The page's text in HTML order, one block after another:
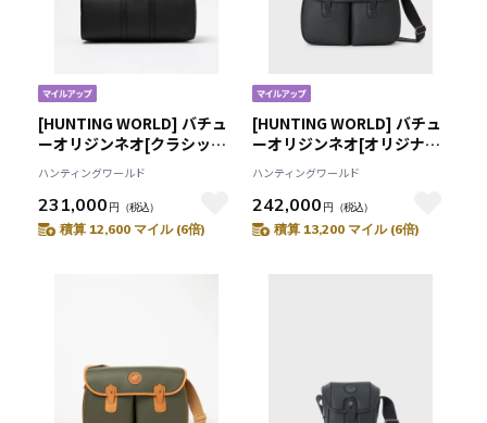
[HUNTING WORLD] バチュ
ーオリジンネオ[クラシック
ダッフル48 1073BON]ブラ
ック6109081408
ハンティングワールド
231,000 円 （税込）
積算 12,600 マイル (6倍)
[HUNTING WORLD] バチュ
ーオリジンネオ[オリジナル
サファリエクスプローラ
6045BON]ブラック
6109081908
ハンティングワールド
242,000 円 （税込）
積算 13,200 マイル (6倍)